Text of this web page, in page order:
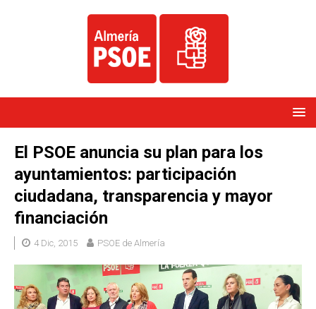
El PSOE anuncia su plan para los
ayuntamientos: participación
ciudadana, transparencia y mayor
financiación
4 Dic, 2015 PSOE de Almería